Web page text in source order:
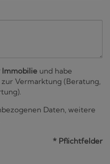
Immobilie und habe
Vermarktung (Beratung,
Daten, weitere
* Pflichtfelder